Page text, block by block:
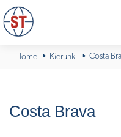
Home Kierunki Costa
Costa Brava